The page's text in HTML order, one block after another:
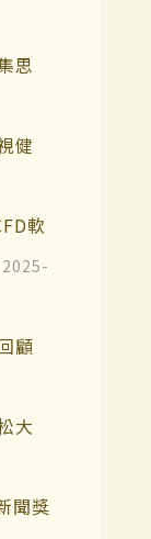
思
健
軟
2025-
顧
大
聞獎